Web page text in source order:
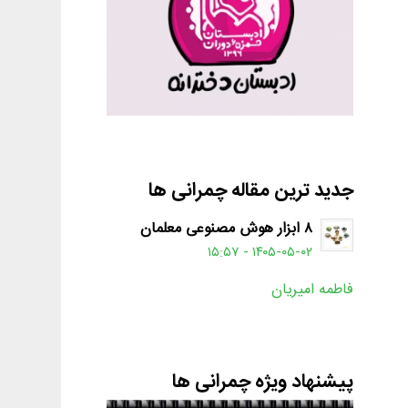
جدید ترین مقاله چمرانی ها
۸ ابزار هوش مصنوعی معلمان
۱۴۰۵-۰۵-۰۲ - ۱۵:۵۷
فاطمه امیریان
پیشنهاد ویژه چمرانی ها